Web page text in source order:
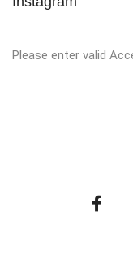
Please enter valid